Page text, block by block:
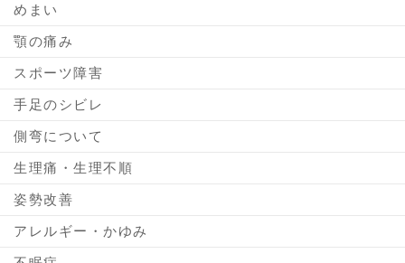
めまい
顎の痛み
スポーツ障害
手足のシビレ
側弯について
生理痛・生理不順
姿勢改善
アレルギー・かゆみ